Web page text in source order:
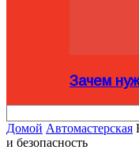
Зачем
Домой Автомастерская
и безопасность